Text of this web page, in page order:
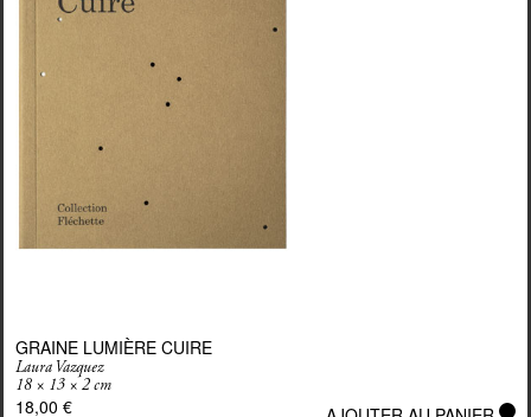
GRAINE LUMIÈRE CUIRE
Laura Vazquez
18 × 13 × 2 cm
18,00 €